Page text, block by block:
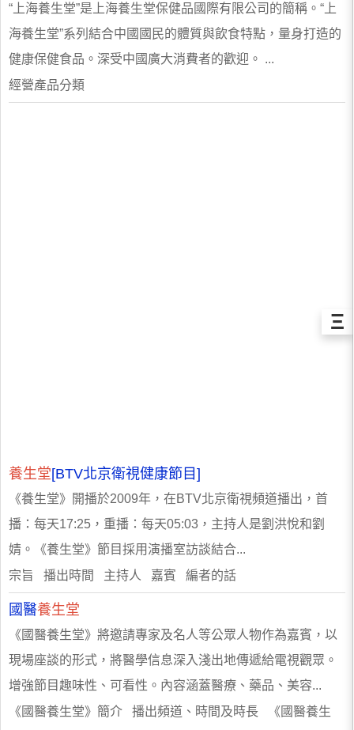
“上海養生堂”是上海養生堂保健品國際有限公司的簡稱。“上
海養生堂”系列結合中國國民的體質與飲食特點，量身打造的
健康保健食品。深受中國廣大消費者的歡迎。 ...
經營產品分類
養生堂[BTV北京衛視健康節目]
《養生堂》開播於2009年，在BTV北京衛視頻道播出，首
播：每天17:25，重播：每天05:03，主持人是劉洪悅和劉
婧。《養生堂》節目採用演播室訪談結合...
宗旨 播出時間 主持人 嘉賓 編者的話
國醫養生堂
《國醫養生堂》將邀請專家及名人等公眾人物作為嘉賓，以
現場座談的形式，將醫學信息深入淺出地傳遞給電視觀眾。
增強節目趣味性、可看性。內容涵蓋醫療、藥品、美容...
《國醫養生堂》簡介 播出頻道、時間及時長 《國醫養生
Ξ